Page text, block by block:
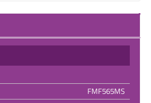
FMF565MS